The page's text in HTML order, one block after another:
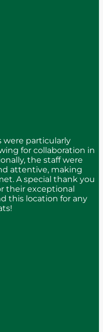
were particularly
for collaboration in
the staff were
attentive, making
A special thank you
their exceptional
this location for any